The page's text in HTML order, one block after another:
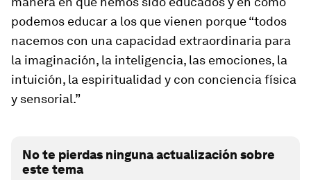
podemos educar a los que vienen porque “todos
nacemos con una capacidad extraordinaria para
la imaginación, la inteligencia, las emociones, la
intuición, la espiritualidad y con conciencia física
y sensorial.”
No te pierdas ninguna actualización sobre
este tema